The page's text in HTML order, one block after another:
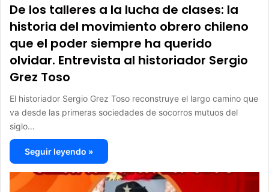
De los talleres a la lucha de clases: la
historia del movimiento obrero chileno
que el poder siempre ha querido
olvidar. Entrevista al historiador Sergio
Grez Toso
El historiador Sergio Grez Toso reconstruye el largo camino que
va desde las primeras sociedades de socorros mutuos del
siglo…
Seguir leyendo »